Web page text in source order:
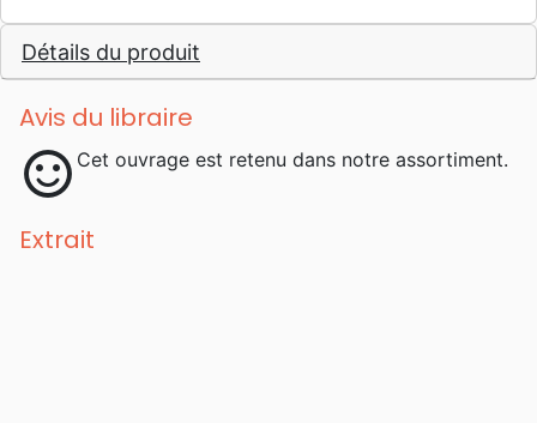
Détails du produit
Avis du libraire
sentiment_satisfied Cet ouvrage est retenu dans notre assortiment.
Extrait